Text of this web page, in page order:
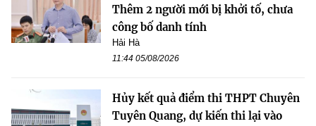
Thêm 2 người mới bị khởi tố, chưa
công bố danh tính
Hải Hà
11:44 05/08/2026
Hủy kết quả điểm thi THPT Chuyên
Tuyên Quang, dự kiến thi lại vào